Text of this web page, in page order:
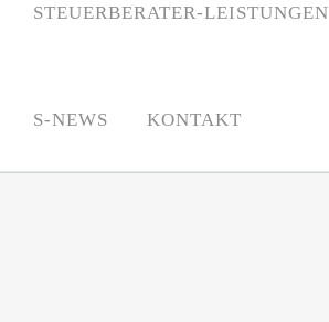
STEUERBERATER-LEISTUNGEN
S-NEWS KONTAKT